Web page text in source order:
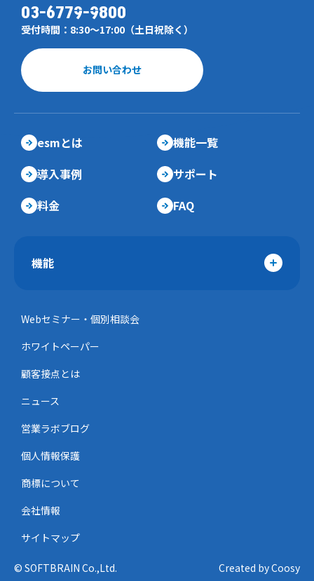
お問い合わせ
03-6779-9800
受付時間：8:30～17:00（土日祝除く）
esmとは
機能一覧
導入事例
サポート
料金
FAQ
機能
Webセミナー・個別相談会
ホワイトペーパー
顧客接点とは
ニュース
営業ラボブログ
個人情報保護
商標について
会社情報
サイトマップ
© SOFTBRAIN Co.,Ltd. Created by Coosy